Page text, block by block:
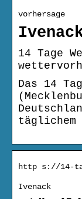
vorhersage
14 Tage
Das 14
http s://14-
Ivenack